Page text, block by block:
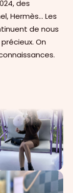
des
Hermès… Les
de nous
On